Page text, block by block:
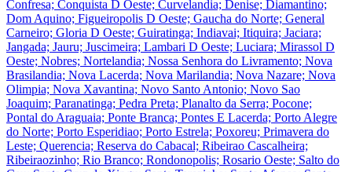
Confresa; Conquista D Oeste; Curvelandia; Denise; Diamantino;
Dom Aquino; Figueiropolis D Oeste; Gaucha do Norte; General
Carneiro; Gloria D Oeste; Guiratinga; Indiavai; Itiquira; Jaciara;
Jangada; Jauru; Juscimeira; Lambari D Oeste; Luciara; Mirassol D
Oeste; Nobres; Nortelandia; Nossa Senhora do Livramento; Nova
Brasilandia; Nova Lacerda; Nova Marilandia; Nova Nazare; Nova
Olimpia; Nova Xavantina; Novo Santo Antonio; Novo Sao
Joaquim; Paranatinga; Pedra Preta; Planalto da Serra; Pocone;
Pontal do Araguaia; Ponte Branca; Pontes E Lacerda; Porto Alegre
do Norte; Porto Esperidiao; Porto Estrela; Poxoreu; Primavera do
Leste; Querencia; Reserva do Cabacal; Ribeirao Cascalheira;
Ribeiraozinho; Rio Branco; Rondonopolis; Rosario Oeste; Salto do